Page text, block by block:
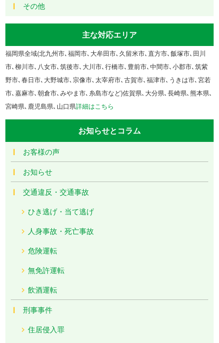
その他
主な対応エリア
福岡県全域(北九州市､福岡市､大牟田市､久留米市､直方市､飯塚市､田川
市､柳川市､八女市､筑後市､大川市､行橋市､豊前市､中間市､小郡市､筑紫
野市､春日市､大野城市､宗像市､太宰府市､古賀市､福津市､うきは市､宮若
市､嘉麻市､朝倉市､みやま市､糸島市など)佐賀県､大分県､長崎県､熊本県､
宮崎県､鹿児島県､山口県詳細はこちら
お知らせとコラム
お客様の声
お知らせ
交通違反・交通事故
ひき逃げ・当て逃げ
人身事故・死亡事故
危険運転
無免許運転
飲酒運転
刑事事件
住居侵入罪